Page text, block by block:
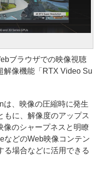
ブラウザでの映像視聴
解像機能「RTX Video Su
、映像の圧縮時に発生
もに、解像度のアップス
像のシャープネスと明瞭
などのWeb映像コンテン
る場合などに活用できる